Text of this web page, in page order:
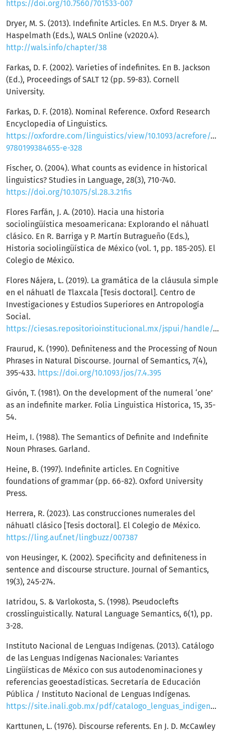
https://doi.org/10.7560/701533-007
Dryer, M. S. (2013). Indefinite Articles. En M.S. Dryer & M.
Haspelmath (Eds.), WALS Online (v2020.4).
http://wals.info/chapter/38
Farkas, D. F. (2002). Varieties of indefinites. En B. Jackson
(Ed.), Proceedings of SALT 12 (pp. 59-83). Cornell
University.
Farkas, D. F. (2018). Nominal Reference. Oxford Research
Encyclopedia of Linguistics.
https://oxfordre.com/linguistics/view/10.1093/acrefore/
9780199384655-e-328
Fischer, O. (2004). What counts as evidence in historical
linguistics? Studies in Language, 28(3), 710-740.
https://doi.org/10.1075/sl.28.3.21fis
Flores Farfán, J. A. (2010). Hacia una historia
sociolingüística mesoamericana: Explorando el náhuatl
clásico. En R. Barriga y P. Martín Butragueño (Eds.),
Historia sociolingüística de México (vol. 1, pp. 185-205). El
Colegio de México.
Flores Nájera, L. (2019). La gramática de la cláusula simple
en el náhuatl de Tlaxcala [Tesis doctoral]. Centro de
Investigaciones y Estudios Superiores en Antropología
Social.
https://ciesas.repositorioinstitucional.mx/jspui/handle/1015/919
Fraurud, K. (1990). Definiteness and the Processing of Noun
Phrases in Natural Discourse. Journal of Semantics, 7(4),
395-433. https://doi.org/10.1093/jos/7.4.395
Givón, T. (1981). On the development of the numeral ‘one’
as an indefinite marker. Folia Linguistica Historica, 15, 35-
54.
Heim, I. (1988). The Semantics of Definite and Indefinite
Noun Phrases. Garland.
Heine, B. (1997). Indefinite articles. En Cognitive
foundations of grammar (pp. 66-82). Oxford University
Press.
Herrera, R. (2023). Las construcciones numerales del
náhuatl clásico [Tesis doctoral]. El Colegio de México.
https://ling.auf.net/lingbuzz/007387
von Heusinger, K. (2002). Specificity and definiteness in
sentence and discourse structure. Journal of Semantics,
19(3), 245-274.
Iatridou, S. & Varlokosta, S. (1998). Pseudoclefts
crosslinguistically. Natural Language Semantics, 6(1), pp.
3-28.
Instituto Nacional de Lenguas Indígenas. (2013). Catálogo
de las Lenguas Indígenas Nacionales: Variantes
Lingüísticas de México con sus autodenominaciones y
referencias geoestadísticas. Secretaría de Educación
Pública / Instituto Nacional de Lenguas Indígenas.
https://site.inali.gob.mx/pdf/catalogo_lenguas_indigenas.pdf
Karttunen, L. (1976). Discourse referents. En J. D. McCawley